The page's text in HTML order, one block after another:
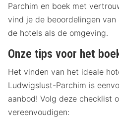
Parchim en boek met
vind je de beoordelingen
de hotels als de omgeving.
Onze tips voor het
Het vinden van het ideale
Ludwigslust-Parchim is
aanbod! Volg deze checklist
vereenvoudigen: